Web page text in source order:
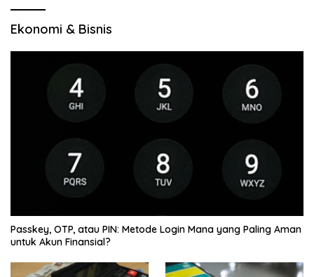
Ekonomi & Bisnis
Passkey, OTP, atau PIN: Metode Login Mana yang Paling Aman
untuk Akun Finansial?